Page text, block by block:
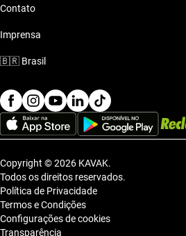
Contato
Imprensa
🇧🇷 Brasil
Copyright © 2026 KAVAK.
Todos os direitos reservados.
Política de Privacidade
Termos e Condições
Configurações de cookies
Transparência